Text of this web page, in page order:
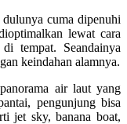
dulunya cuma dipenuhi
lewat cara
tempat. Seandainya
keindahan alamnya.
air laut yang
pengunjung bisa
jet sky, banana boat,